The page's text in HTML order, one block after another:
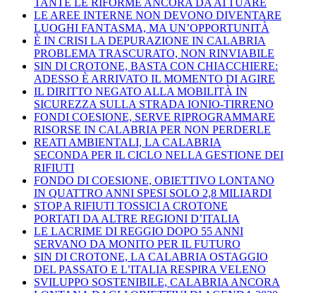
TANTE LE RIFORME ANCORA DA ATTUARE
LE AREE INTERNE NON DEVONO DIVENTARE
LUOGHI FANTASMA, MA UN’OPPORTUNITÀ
È IN CRISI LA DEPURAZIONE IN CALABRIA
PROBLEMA TRASCURATO, NON RINVIABILE
SIN DI CROTONE, BASTA CON CHIACCHIERE:
ADESSO È ARRIVATO IL MOMENTO DI AGIRE
IL DIRITTO NEGATO ALLA MOBILITÀ IN
SICUREZZA SULLA STRADA IONIO-TIRRENO
FONDI COESIONE, SERVE RIPROGRAMMARE
RISORSE IN CALABRIA PER NON PERDERLE
REATI AMBIENTALI, LA CALABRIA
SECONDA PER IL CICLO NELLA GESTIONE DEI
RIFIUTI
FONDO DI COESIONE, OBIETTIVO LONTANO
IN QUATTRO ANNI SPESI SOLO 2,8 MILIARDI
STOP A RIFIUTI TOSSICI A CROTONE
PORTATI DA ALTRE REGIONI D’ITALIA
LE LACRIME DI REGGIO DOPO 55 ANNI
SERVANO DA MONITO PER IL FUTURO
SIN DI CROTONE, LA CALABRIA OSTAGGIO
DEL PASSATO E L’ITALIA RESPIRA VELENO
SVILUPPO SOSTENIBILE, CALABRIA ANCORA